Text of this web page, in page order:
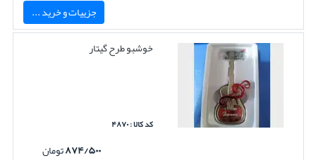
جزییات و خرید ...
خوشبو طرح گیتار
کد کالا : ۴۸۷۰
۸۷۴/۵۰۰تومان